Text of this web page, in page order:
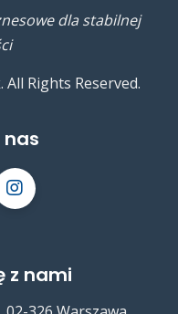
dla stabilnej
Rights Reserved.
nas
z nami